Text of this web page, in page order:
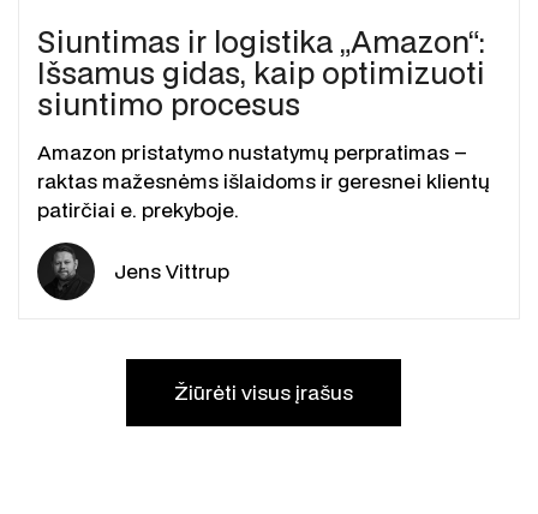
Siuntimas ir logistika „Amazon“:
Išsamus gidas, kaip optimizuoti
siuntimo procesus
Amazon pristatymo nustatymų perpratimas –
raktas mažesnėms išlaidoms ir geresnei klientų
patirčiai e. prekyboje.
Jens Vittrup
Žiūrėti visus įrašus